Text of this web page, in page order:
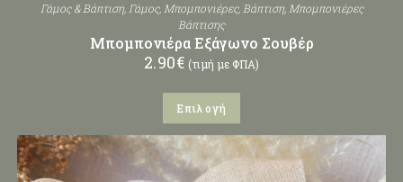
Γάμος & Βάπτιση,Γάμος,Μπομπονιέρες,Βάπτιση,Μπομπονιέρες
Βάπτισης
Μπομπονιέρα Εξάγωνο Σουβέρ
2.90€ (τιμή με ΦΠΑ)
Επιλογή